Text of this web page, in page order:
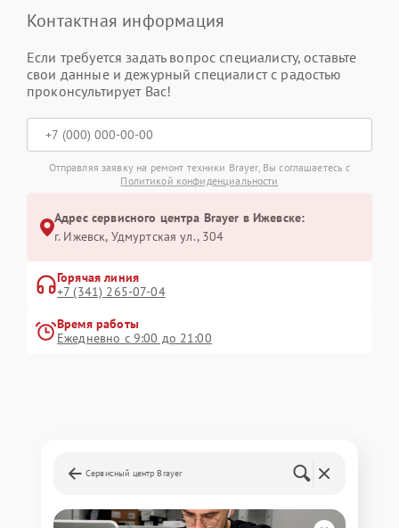
Контактная информация
Если требуется задать вопрос специалисту, оставьте
свои данные и дежурный специалист с радостью
проконсультирует Вас!
Отправляя заявку на ремонт техники Brayer, Вы соглашаетесь с
Политикой конфиденциальности
Адрес сервисного центра Brayer в Ижевске:
г. Ижевск, Удмуртская ул., 304
Горячая линия
+7 (341) 265-07-04
Время работы
Ежедневно с 9:00 до 21:00
Сервисный центр Brayer